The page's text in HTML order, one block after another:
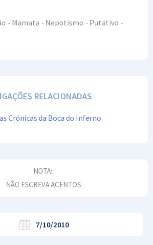
- Mamata - Nepotismo - Putativo -
RELACIONADAS
Crónicas da Boca do Inferno
NOTA:
NÃO ESCREVA ACENTOS
7/10/2010